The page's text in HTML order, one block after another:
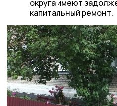
округа имеют
капитальный ремонт.